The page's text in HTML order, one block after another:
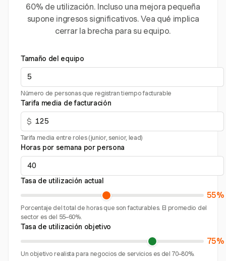
60% de utilización. Incluso una mejora pequeña
supone ingresos significativos. Vea qué implica
cerrar la brecha para su equipo.
Tamaño del equipo
Número de personas que registran tiempo facturable
Tarifa media de facturación
$
Tarifa media entre roles (junior, senior, lead)
Horas por semana por persona
Tasa de utilización actual
55%
Porcentaje del total de horas que son facturables. El promedio del
sector es del 55–60%.
Tasa de utilización objetivo
75%
Un objetivo realista para negocios de servicios es del 70–80%.